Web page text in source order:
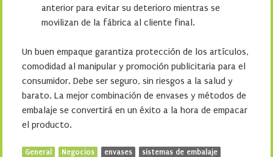
anterior para evitar su deterioro mientras se
movilizan de la fábrica al cliente final.
Un buen empaque garantiza protección de los artículos,
comodidad al manipular y promoción publicitaria para el
consumidor. Debe ser seguro, sin riesgos a la salud y
barato. La mejor combinación de envases y métodos de
embalaje se convertirá en un éxito a la hora de empacar
el producto.
General Negocios envases sistemas de embalaje